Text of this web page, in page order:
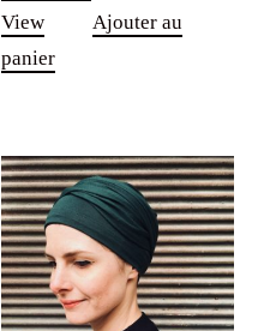
View
Ajouter au
panier